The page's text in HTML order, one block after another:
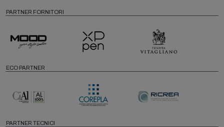
PARTNER FORNITORI
ECO PARTNER
PARTNER TECNICI